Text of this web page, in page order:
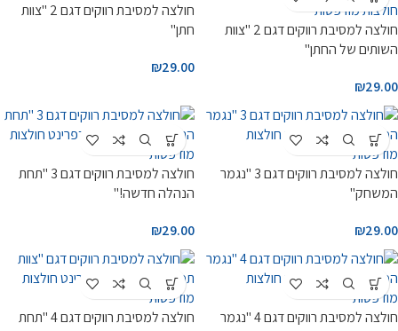
חולצה למסיבת רווקים דגם 2 "צוות
השותים של החתן"
₪29.00
חולצה למסיבת רווקים דגם 2 "צוות
חתן"
₪29.00
חולצה למסיבת רווקים דגם 3 "נגמר
המשחק"
₪29.00
חולצה למסיבת רווקים דגם 3 "תחת
הנהלה חדשה!"
₪29.00
חולצה למסיבת רווקים דגם 4 "נגמר
חולצה למסיבת רווקים דגם 4 "תחת